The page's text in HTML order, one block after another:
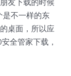
友下载的时候
是不一样的东
桌面，所以应
全管家下载，